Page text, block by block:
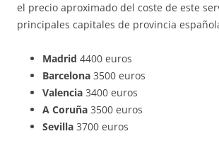
el precio aproximado del coste de este
principales capitales de provincia
Madrid 4400 euros
Barcelona 3500 euros
Valencia 3400 euros
A Coruña 3500 euros
Sevilla 3700 euros